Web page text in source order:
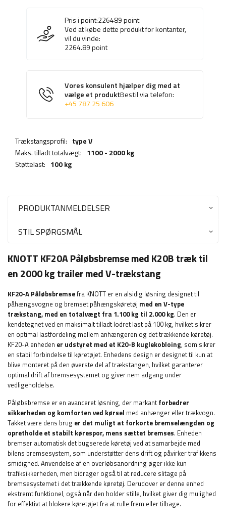
Pris i point:226489point
Ved at købe dette produkt for kontanter,
vil du vinde:
2264.89point
Vores konsulent hjælper dig med at
vælge et produktBestil via telefon:
+45 787 25 606
Trækstangsprofil: type V
Maks. tilladt totalvægt: 1100 - 2000 kg
Støttelast: 100 kg
PRODUKTANMELDELSER
STIL SPØRGSMÅL
KNOTT KF20A Påløbsbremse med K20B træk til
en 2000 kg trailer med V-trækstang
KF20-A Påløbsbremsefra KNOTT er en alsidig løsning designet til
påhængsvogne og bremset påhængskøretøj med en V-type
trækstang, med en totalvægt fra 1.100 kg til 2.000 kg. Den er
kendetegnet ved en maksimalt tilladt lodret last på 100 kg, hvilket sikrer
en optimal lastfordeling mellem anhængeren og det trækkende køretøj.
KF20-A enheden er udstyret med et K20-B kuglekobloing, som sikrer
en stabil forbindelse til køretøjet. Enhedens design er designet til kun at
blive monteret på den øverste del af trækstangen, hvilket garanterer
optimal drift af bremsesystemet og giver nem adgang under
vedligeholdelse.
Påløbsbremse er en avanceret løsning, der markantforbedrer
sikkerheden og komforten ved kørsel med anhænger eller trækvogn.
Takket være dens brug er det muligt at forkorte bremselængden og
opretholde et stabilt kørespor, mens sættet bremses. Enheden
bremser automatisk det bugserede køretøj ved at samarbejde med
bilens bremsesystem, som understøtter dens drift og påvirker trafikkens
smidighed. Anvendelse af en overløbsanordning øger ikke kun
trafiksikkerheden, men bidrager også til at reducere slitage på
bremsesystemet i det trækkende køretøj. Derudover er denne enhed
ekstremt funktionel, også når den holder stille, hvilket giver dig mulighed
for effektivt at blokere køretøjet fra at rulle frem eller tilbage.